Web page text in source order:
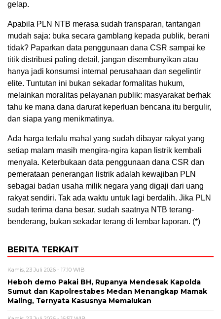
gelap.
Apabila PLN NTB merasa sudah transparan, tantangan
mudah saja: buka secara gamblang kepada publik, berani
tidak? Paparkan data penggunaan dana CSR sampai ke
titik distribusi paling detail, jangan disembunyikan atau
hanya jadi konsumsi internal perusahaan dan segelintir
elite. Tuntutan ini bukan sekadar formalitas hukum,
melainkan moralitas pelayanan publik: masyarakat berhak
tahu ke mana dana darurat keperluan bencana itu bergulir,
dan siapa yang menikmatinya.
Ada harga terlalu mahal yang sudah dibayar rakyat yang
setiap malam masih mengira-ngira kapan listrik kembali
menyala. Keterbukaan data penggunaan dana CSR dan
pemerataan penerangan listrik adalah kewajiban PLN
sebagai badan usaha milik negara yang digaji dari uang
rakyat sendiri. Tak ada waktu untuk lagi berdalih. Jika PLN
sudah terima dana besar, sudah saatnya NTB terang-
benderang, bukan sekadar terang di lembar laporan. (*)
BERITA TERKAIT
Kamis, 23 Juli 2026 - 17:10 WIB
Heboh demo Pakai BH, Rupanya Mendesak Kapolda
Sumut dan Kapolrestabes Medan Menangkap Mamak
Maling, Ternyata Kasusnya Memalukan